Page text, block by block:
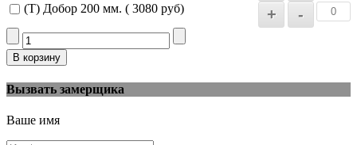
(Т) Добор 200 мм. ( 3080 руб)
Вызвать замерщика
Ваше имя